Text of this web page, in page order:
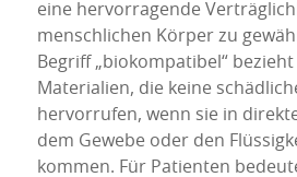
eine hervorragende
menschlichen Körper zu
Begriff „biokompatibel“
Materialien, die keine
hervorrufen, wenn sie in
dem Gewebe oder den
kommen. Für Patienten